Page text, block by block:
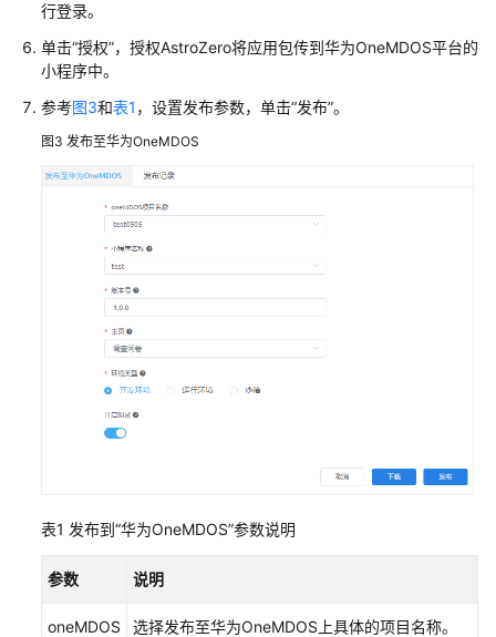
用
华
为
Astro
轻
用
实
并
权
行登录。
单击“授权”，授权AstroZero将应用包传到华为OneMDOS平台的
小程序中。
参考图3和表1 ，设置发布参数，单击“发布”。
图3 发布至华为OneMDOS
表1 发布到“华为OneMDOS”参数说明
参数 说明
oneMDOS
选择发布至华为OneMDOS上具体的项目名称。